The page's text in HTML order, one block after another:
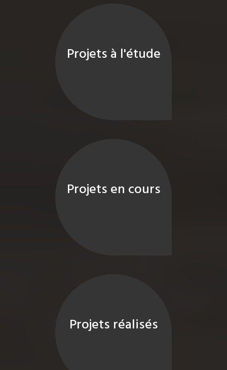
Projets à l'étude
Projets en cours
Projets réalisés